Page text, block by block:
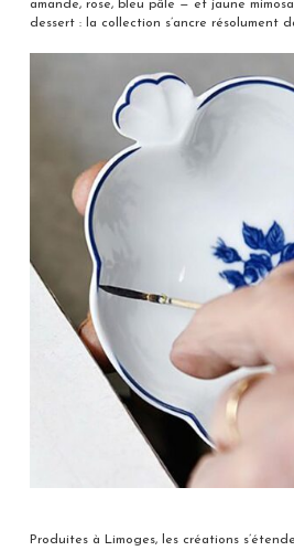
amande, rose, bleu pâle — et jaune
dessert : la collection s’ancre résolument
Produites à Limoges, les créations